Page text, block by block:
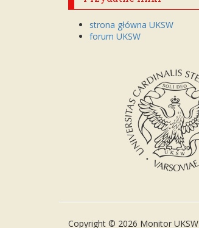
strona główna UKSW
forum UKSW
Copyright © 2026 Monitor UKSW